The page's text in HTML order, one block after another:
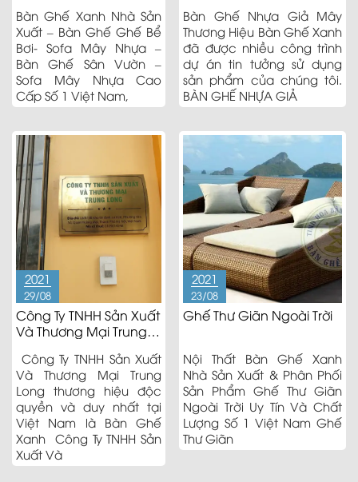
Bàn Ghế Xanh Nhà Sản
Xuất – Bàn Ghế Ghế Bể
Bơi- Sofa Mây Nhựa –
Bàn Ghế Sân Vườn –
Sofa Mây Nhựa Cao
Cấp Số 1 Việt Nam,
Bàn Ghế Nhựa Giả Mây
Thương Hiệu Bàn Ghế Xanh
đã được nhiều công trình
dự án tin tưởng sử dụng
sản phẩm của chúng tôi.
BÀN GHẾ NHỰA GIẢ
2021
29/08
Công Ty TNHH Sản Xuất
Và Thương Mại Trung
Công Ty TNHH Sản Xuất
Và Thương Mại Trung
Long thương hiệu độc
quyền và duy nhất tại
Việt Nam là Bàn Ghế
Xanh Công Ty TNHH Sản
Xuất Và
2021
23/08
Ghế Thư Giãn Ngoài Trời
Nội Thất Bàn Ghế Xanh
Nhà Sản Xuất & Phân Phối
Sản Phẩm Ghế Thư Giãn
Ngoài Trời Uy Tín Và Chất
Lượng Số 1 Việt Nam Ghế
Thư Giãn